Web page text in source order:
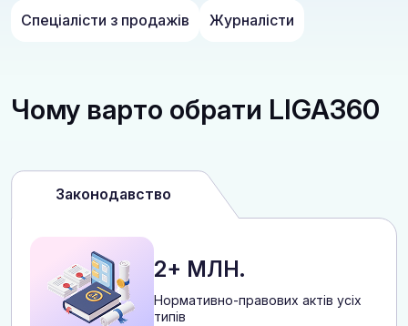
Спеціалісти з продажів Журналісти
Чому варто обрати LIGA360
Законодавство
2+ МЛН.
Нормативно-правових актів усіх
типів